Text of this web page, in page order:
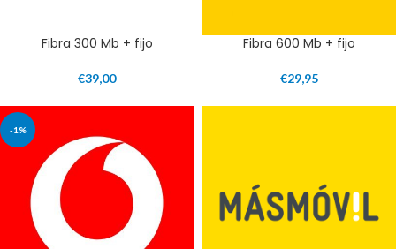
Fibra 300 Mb + fijo
€39,00
Fibra 600 Mb + fijo
€29,95
-1%